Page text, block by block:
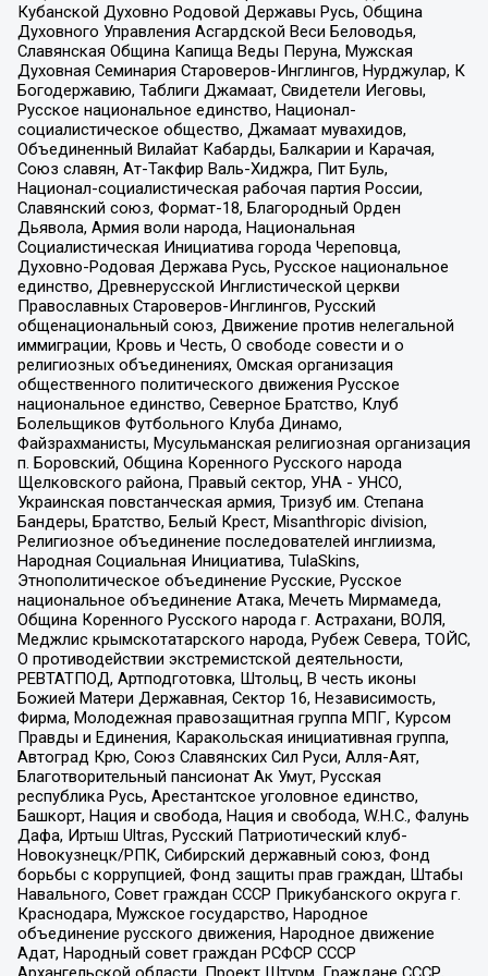
Кубанской Духовно Родовой Державы Русь, Община
Духовного Управления Асгардской Веси Беловодья,
Славянская Община Капища Веды Перуна, Мужская
Духовная Семинария Староверов-Инглингов, Нурджулар, К
Богодержавию, Таблиги Джамаат, Свидетели Иеговы,
Русское национальное единство, Национал-
социалистическое общество, Джамаат мувахидов,
Объединенный Вилайат Кабарды, Балкарии и Карачая,
Союз славян, Ат-Такфир Валь-Хиджра, Пит Буль,
Национал-социалистическая рабочая партия России,
Славянский союз, Формат-18, Благородный Орден
Дьявола, Армия воли народа, Национальная
Социалистическая Инициатива города Череповца,
Духовно-Родовая Держава Русь, Русское национальное
единство, Древнерусской Инглистической церкви
Православных Староверов-Инглингов, Русский
общенациональный союз, Движение против нелегальной
иммиграции, Кровь и Честь, О свободе совести и о
религиозных объединениях, Омская организация
общественного политического движения Русское
национальное единство, Северное Братство, Клуб
Болельщиков Футбольного Клуба Динамо,
Файзрахманисты, Мусульманская религиозная организация
п. Боровский, Община Коренного Русского народа
Щелковского района, Правый сектор, УНА - УНСО,
Украинская повстанческая армия, Тризуб им. Степана
Бандеры, Братство, Белый Крест, Misanthropic division,
Религиозное объединение последователей инглиизма,
Народная Социальная Инициатива, TulaSkins,
Этнополитическое объединение Русские, Русское
национальное объединение Атака, Мечеть Мирмамеда,
Община Коренного Русского народа г. Астрахани, ВОЛЯ,
Меджлис крымскотатарского народа, Рубеж Севера, ТОЙС,
О противодействии экстремистской деятельности,
РЕВТАТПОД, Артподготовка, Штольц, В честь иконы
Божией Матери Державная, Сектор 16, Независимость,
Фирма, Молодежная правозащитная группа МПГ, Курсом
Правды и Единения, Каракольская инициативная группа,
Автоград Крю, Союз Славянских Сил Руси, Алля-Аят,
Благотворительный пансионат Ак Умут, Русская
республика Русь, Арестантское уголовное единство,
Башкорт, Нация и свобода, Нация и свобода, W.H.С., Фалунь
Дафа, Иртыш Ultras, Русский Патриотический клуб-
Новокузнецк/РПК, Сибирский державный союз, Фонд
борьбы с коррупцией, Фонд защиты прав граждан, Штабы
Навального, Совет граждан СССР Прикубанского округа г.
Краснодара, Мужское государство, Народное
объединение русского движения, Народное движение
Адат, Народный совет граждан РСФСР СССР